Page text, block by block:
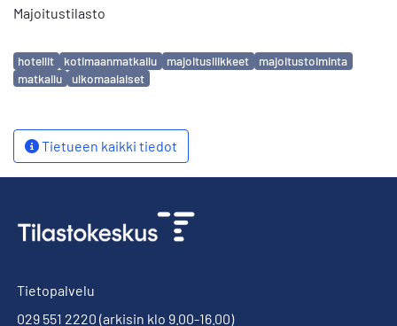
Majoitustilasto
Avainsanat
hotellit kotimaanmatkailu majoitusliikkeet
majoitustoiminta
matkailu
ulkomaalaiset
Tietueen kaikki tiedot
Tietopalvelu
029 551 2220 (arkisin klo 9.00-16.00)